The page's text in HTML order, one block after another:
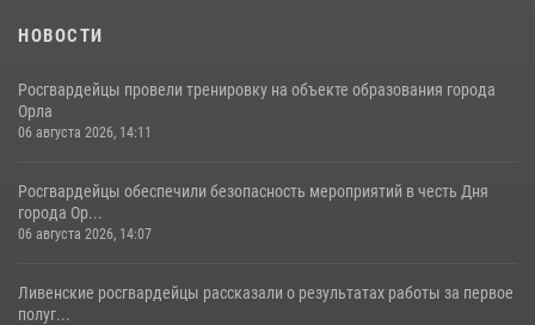
НОВОСТИ
Росгвардейцы провели тренировку на объекте образования города
Орла
06 августа 2026, 14:11
Росгвардейцы обеспечили безопасность мероприятий в честь Дня
города Ор...
06 августа 2026, 14:07
Ливенские росгвардейцы рассказали о результатах работы за первое
полуг...